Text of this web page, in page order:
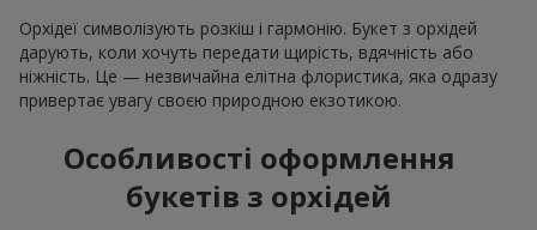
Орхідеї символізують розкіш і гармонію. Букет з орхідей
дарують, коли хочуть передати щирість, вдячність або
ніжність. Це — незвичайна елітна флористика, яка одразу
привертає увагу своєю природною екзотикою.
Особливості оформлення
букетів з орхідей